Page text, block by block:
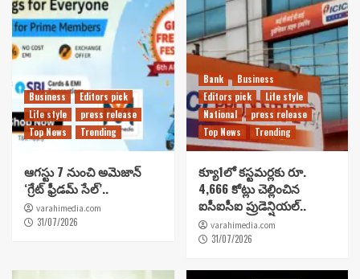
Business
Editors pick
Life style
press release
Top News
Trending
ఆగస్టు 7 నుంచి అమెజాన్
‘గ్రేట్ ఫ్రీడమ్ సేల్’..
varahimedia.com
31/07/2026
Bank
Business
Editors pick
Life style
National
press release
Top News
Trending
క్యూ1లో కస్టమర్లకు రూ.
4,666 కోట్లు చెల్లించిన
ఐసీఐసీఐ ప్రుడెన్షియల్..
varahimedia.com
31/07/2026